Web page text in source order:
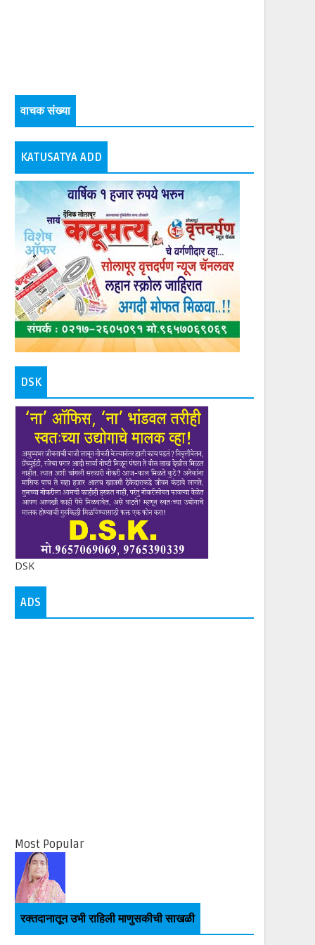
वाचक संख्या
KATUSATYA ADD
DSK
DSK
ADS
Most Popular
रक्तदानातून उभी राहिली माणुसकीची साखळी